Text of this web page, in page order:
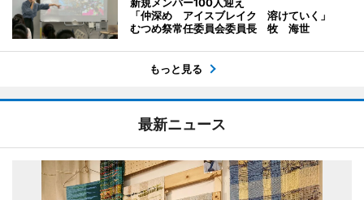
「仲深め アイスブレイク 溶けていく」
むつめ祭常任委員会委員長 牧 海世
もっと見る
最新ニュース